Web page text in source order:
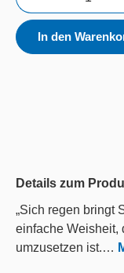
In den
Details zum
„Sich regen bringt
einfache Weisheit,
umzusetzen ist.…